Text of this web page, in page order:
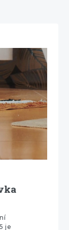
je